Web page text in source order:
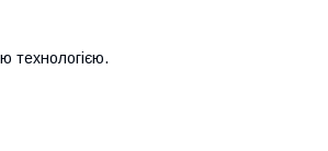
технологією.